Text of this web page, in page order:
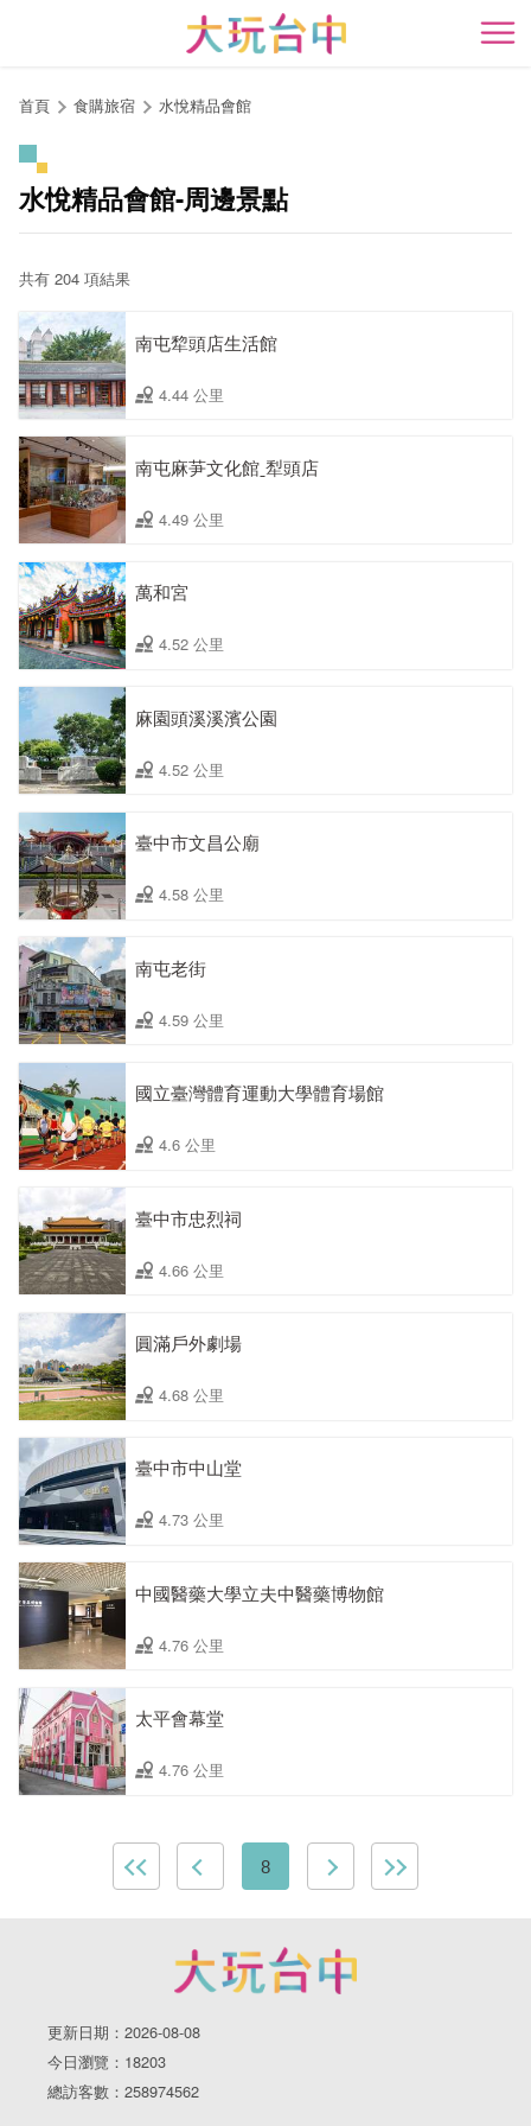
開
首頁 食購旅宿 水悅精品會館
水悅精品會館-周邊景點
共有 204 項結果
南屯犂頭店生活館
4.44 公里
南屯麻芛文化館ˍ犁頭店
4.49 公里
萬和宮
4.52 公里
麻園頭溪溪濱公園
4.52 公里
臺中市文昌公廟
4.58 公里
南屯老街
4.59 公里
國立臺灣體育運動大學體育場館
4.6 公里
臺中市忠烈祠
4.66 公里
圓滿戶外劇場
4.68 公里
臺中市中山堂
4.73 公里
中國醫藥大學立夫中醫藥博物館
4.76 公里
太平會幕堂
4.76 公里
8
更新日期：2026-08-08
今日瀏覽：18203
總訪客數：258974562